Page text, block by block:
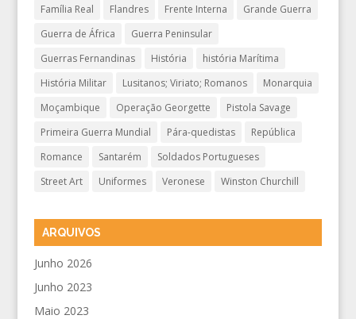
Família Real
Flandres Frente Interna
Grande Guerra
Guerra de África
Guerra Peninsular
Guerras Fernandinas
História
história Marítima
História Militar
Lusitanos; Viriato; Romanos
Monarquia
Moçambique
Operação Georgette
Pistola Savage
Primeira Guerra Mundial
Pára-quedistas
República
Romance
Santarém
Soldados Portugueses
Street Art
Uniformes Veronese Winston Churchill
ARQUIVOS
Junho 2026
Junho 2023
Maio 2023